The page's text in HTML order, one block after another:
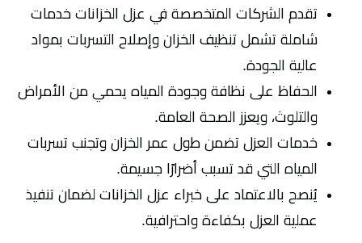
تقدم الشركات المتخصصة في عزل الخزانات خدمات
شاملة تشمل تنظيف الخزان وإصلاح التسربات بمواد
عالية الجودة.
الحفاظ على نظافة وجودة المياه يحمي من الأمراض
والتلوث، ويعزز الصحة العامة.
خدمات العزل تضمن طول عمر الخزان وتجنب تسربات
المياه التي قد تسبب أضرارًا جسيمة.
يُنصح بالاعتماد على خبراء عزل الخزانات لضمان تنفيذ
عملية العزل بكفاءة واحترافية.